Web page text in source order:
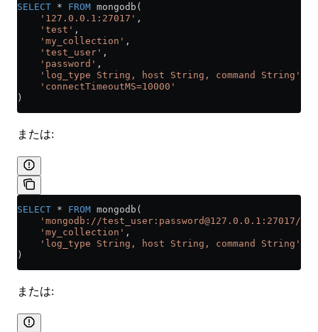
SELECT * FROM mongodb(
    '127.0.0.1:27017'
,
    'test'
,
    'my_collection'
,
    'test_user'
,
    'password'
,
    'log_type String, host String, command String'
    'connectTimeoutMS=10000'
)
または:
SELECT * FROM mongodb(
'mongodb://test_user:password@127.0.0.1:27017/
    'my_collection'
,
    'log_type String, host String, command String'
)
または: